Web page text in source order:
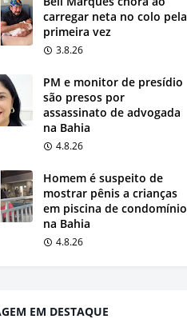
carregar neta no colo pela
primeira vez
3.8.26
PM e monitor de presídio
são presos por
assassinato de advogada
na Bahia
4.8.26
Homem é suspeito de
mostrar pênis a crianças
em piscina de condomínio
na Bahia
4.8.26
EM DESTAQUE